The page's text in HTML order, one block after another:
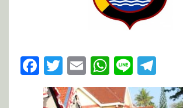
Facebook
Twitter
EmailWhatsApp
Line